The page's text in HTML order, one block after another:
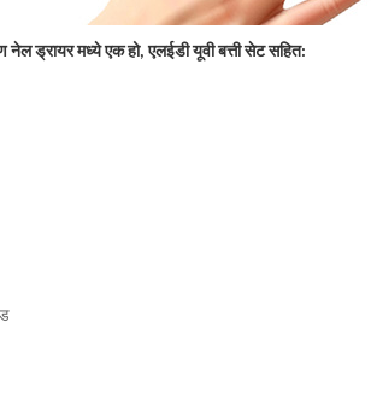
नेल ड्रायर मध्ये एक हो, एलईडी यूवी बत्ती सेट सहित: